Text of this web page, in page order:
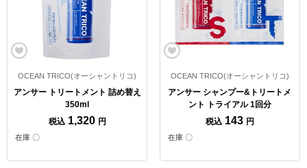
OCEAN TRICO(オーシャントリコ)
アンサー トリートメント 詰め替え
350ml
税込 1,320 円
在庫 〇
OCEAN TRICO(オーシャントリコ)
アンサー シャンプー&トリートメ
ント トライアル 1回分
税込 143 円
在庫 〇